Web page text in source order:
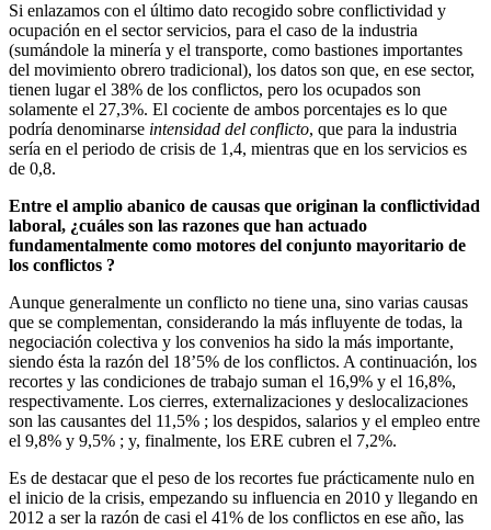
Si enlazamos con el último dato recogido sobre conflictividad y
ocupación en el sector servicios, para el caso de la industria
(sumándole la minería y el transporte, como bastiones importantes
del movimiento obrero tradicional), los datos son que, en ese sector,
tienen lugar el 38% de los conflictos, pero los ocupados son
solamente el 27,3%. El cociente de ambos porcentajes es lo que
podría denominarse intensidad del conflicto, que para la industria
sería en el periodo de crisis de 1,4, mientras que en los servicios es
de 0,8.
Entre el amplio abanico de causas que originan la conflictividad
laboral, ¿cuáles son las razones que han actuado
fundamentalmente como motores del conjunto mayoritario de
los conflictos ?
Aunque generalmente un conflicto no tiene una, sino varias causas
que se complementan, considerando la más influyente de todas, la
negociación colectiva y los convenios ha sido la más importante,
siendo ésta la razón del 18’5% de los conflictos. A continuación, los
recortes y las condiciones de trabajo suman el 16,9% y el 16,8%,
respectivamente. Los cierres, externalizaciones y deslocalizaciones
son las causantes del 11,5% ; los despidos, salarios y el empleo entre
el 9,8% y 9,5% ; y, finalmente, los ERE cubren el 7,2%.
Es de destacar que el peso de los recortes fue prácticamente nulo en
el inicio de la crisis, empezando su influencia en 2010 y llegando en
2012 a ser la razón de casi el 41% de los conflictos en ese año, las